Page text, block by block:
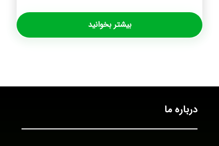
بیشتر بخوانید
درباره ما